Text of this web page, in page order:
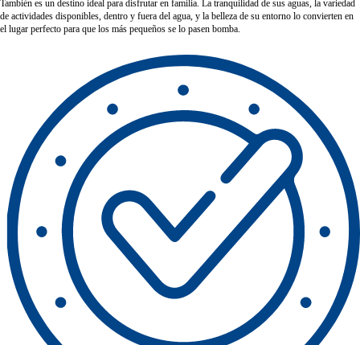
También es un destino ideal para disfrutar en familia. La tranquilidad de sus aguas, la variedad
de actividades disponibles, dentro y fuera del agua, y la belleza de su entorno lo convierten en
el lugar perfecto para que los más pequeños se lo pasen bomba.